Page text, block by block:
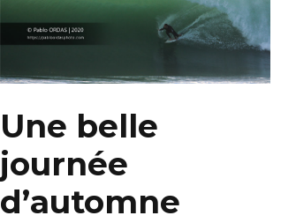
Une belle
journée
d’automne